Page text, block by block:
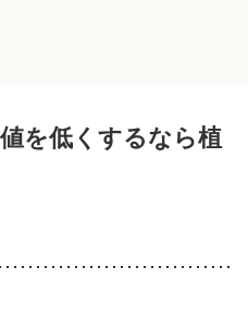
を低くするなら植